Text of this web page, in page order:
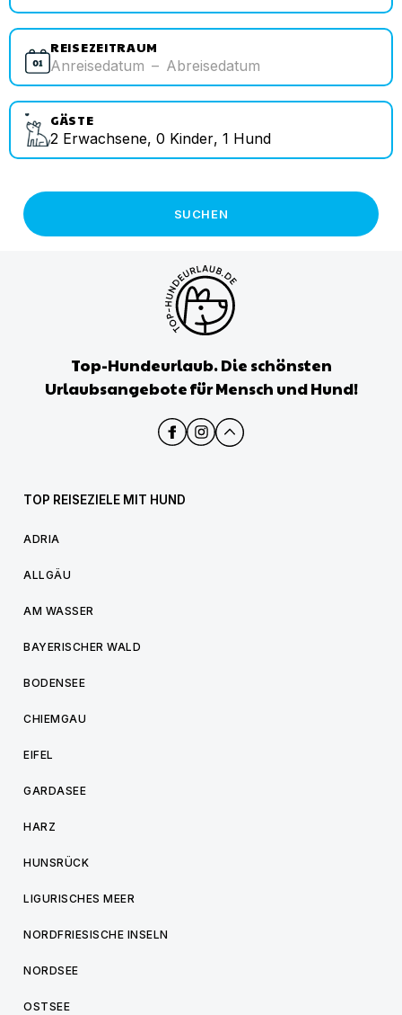
REISEZEITRAUM
Anreisedatum – Abreisedatum
GÄSTE
2 Erwachsene, 0 Kinder, 1 Hund
SUCHEN
Top-Hundeurlaub. Die schönsten
Urlaubsangebote für Mensch und Hund!
TOP REISEZIELE MIT HUND
ADRIA
ALLGÄU
AM WASSER
BAYERISCHER WALD
BODENSEE
CHIEMGAU
EIFEL
GARDASEE
HARZ
HUNSRÜCK
LIGURISCHES MEER
NORDFRIESISCHE INSELN
NORDSEE
OSTSEE